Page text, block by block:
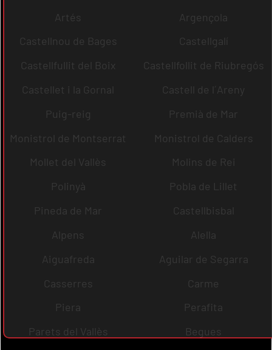
Artés
Argençola
Castellnou de Bages
Castellgalí
Castellfullit del Boix
Castellfollit de Riubregós
Castellet i la Gornal
Castell de l´Areny
Puig-reig
Premià de Mar
Monistrol de Montserrat
Monistrol de Calders
Mollet del Vallès
Molins de Rei
Polinyà
Pobla de Lillet
Pineda de Mar
Castellbisbal
Alpens
Alella
Aiguafreda
Aguilar de Segarra
Casserres
Carme
Piera
Perafita
Parets del Vallès
Begues